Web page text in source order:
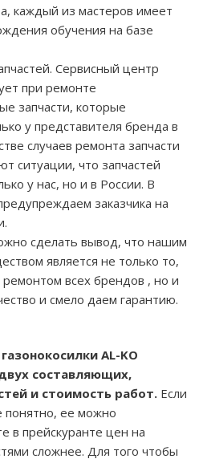
каждый из мастеров имеет
обучения на базе
Сервисный центр
при ремонте
запчасти, которые
у представителя бренда в
случаев ремонта запчасти
ситуации, что запчастей
у нас, но и в России. В
заказчика на
сделать вывод, что нашим
является не только то,
всех брендов , но и
и смело даем гарантию.
AL-KO
составляющих,
и стоимость работ. Если
понятно, ее можно
в прейскуранте цен на
сложнее. Для того чтобы